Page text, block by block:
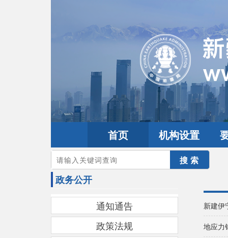
首页 机构设置
您的当前位置：首页>政务公开
政务公开
通知通告
政策法规
新建伊
地应力